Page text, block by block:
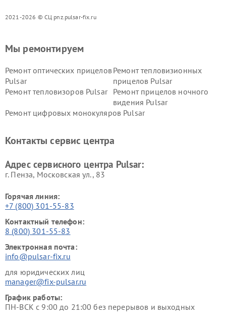
2021-2026 © СЦ pnz.pulsar-fix.ru
Мы ремонтируем
Ремонт оптических прицелов
Pulsar
Ремонт тепловизионных
прицелов Pulsar
Ремонт тепловизоров Pulsar
Ремонт прицелов ночного
видения Pulsar
Ремонт цифровых монокуляров Pulsar
Контакты сервис центра
Адрес сервисного центра Pulsar:
г. Пенза, Московская ул., 83
Горячая линия:
+7 (800) 301-55-83
Контактный телефон:
8 (800) 301-55-83
Электронная почта:
info@pulsar-fix.ru
для юридических лиц
manager@fix-pulsar.ru
График работы:
ПН-ВСК с 9:00 до 21:00 без перерывов и выходных